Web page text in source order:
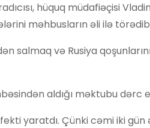
hüquq müdafiəçisi
məhbusların əli ilə
salmaq və Rusiya
aldığı məktubu dərc
yaratdı. Çünki cəmi iki